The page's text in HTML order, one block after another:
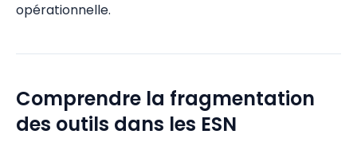
opérationnelle.
Comprendre la fragmentation
des outils dans les ESN